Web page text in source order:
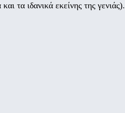
τα ιδανικά εκείνης της γενιάς).